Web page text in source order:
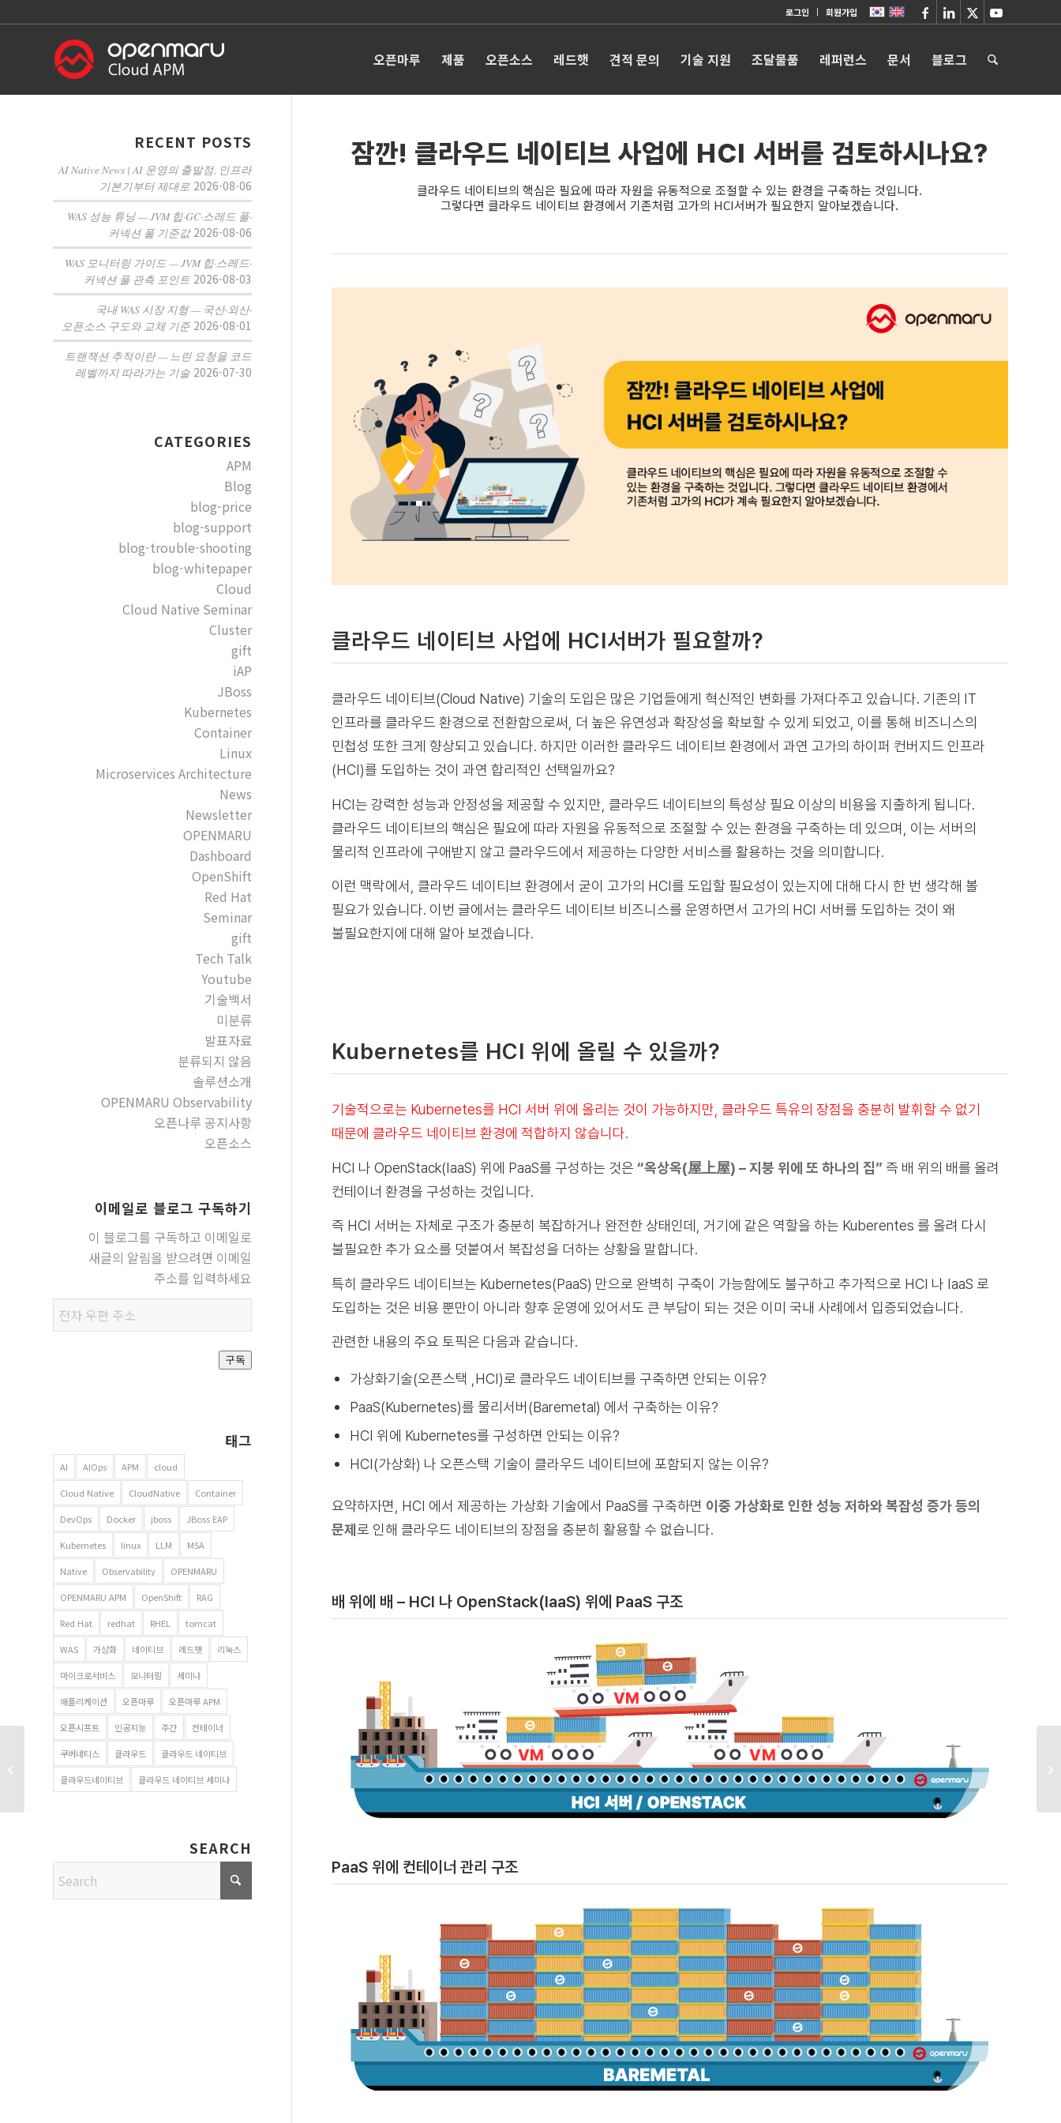
로그인 회원가입
오픈마루 제품 오픈소스 레드햇 견적 문의 기술 지원 조달물품 레퍼런스 문서 블로그
잠깐! 클라우드 네이티브 사업에 HCI 서버를 검토하시나요?
클라우드 네이티브의 핵심은 필요에 따라 자원을 유동적으로 조절할 수 있는 환경을 구축하는 것입니다.
그렇다면 클라우드 네이티브 환경에서 기존처럼 고가의 HCI서버가 필요한지 알아보겠습니다.
클라우드 네이티브 사업에 HCI서버가 필요할까?
클라우드 네이티브(Cloud Native) 기술의 도입은 많은 기업들에게 혁신적인 변화를 가져다주고 있습니다. 기존의 IT
인프라를 클라우드 환경으로 전환함으로써, 더 높은 유연성과 확장성을 확보할 수 있게 되었고, 이를 통해 비즈니스의
민첩성 또한 크게 향상되고 있습니다. 하지만 이러한 클라우드 네이티브 환경에서 과연 고가의 하이퍼 컨버지드 인프라
(HCI)를 도입하는 것이 과연 합리적인 선택일까요?
HCI는 강력한 성능과 안정성을 제공할 수 있지만, 클라우드 네이티브의 특성상 필요 이상의 비용을 지출하게 됩니다.
클라우드 네이티브의 핵심은 필요에 따라 자원을 유동적으로 조절할 수 있는 환경을 구축하는 데 있으며, 이는 서버의
물리적 인프라에 구애받지 않고 클라우드에서 제공하는 다양한 서비스를 활용하는 것을 의미합니다.
이런 맥락에서, 클라우드 네이티브 환경에서 굳이 고가의 HCI를 도입할 필요성이 있는지에 대해 다시 한 번 생각해 볼
필요가 있습니다. 이번 글에서는 클라우드 네이티브 비즈니스를 운영하면서 고가의 HCI 서버를 도입하는 것이 왜
불필요한지에 대해 알아 보겠습니다.
Kubernetes를 HCI 위에 올릴 수 있을까?
기술적으로는 Kubernetes를 HCI 서버 위에 올리는 것이 가능하지만, 클라우드 특유의 장점을 충분히 발휘할 수 없기
때문에 클라우드 네이티브 환경에 적합하지 않습니다.
HCI 나 OpenStack(IaaS) 위에 PaaS를 구성하는 것은 “옥상옥(屋上屋) – 지붕 위에 또 하나의 집” 즉 배 위의 배를 올려
컨테이너 환경을 구성하는 것입니다.
즉 HCI 서버는 자체로 구조가 충분히 복잡하거나 완전한 상태인데, 거기에 같은 역할을 하는 Kuberentes 를 올려 다시
불필요한 추가 요소를 덧붙여서 복잡성을 더하는 상황을 말합니다.
특히 클라우드 네이티브는 Kubernetes(PaaS) 만으로 완벽히 구축이 가능함에도 불구하고 추가적으로 HCI 나 IaaS 로
도입하는 것은 비용 뿐만이 아니라 향후 운영에 있어서도 큰 부담이 되는 것은 이미 국내 사례에서 입증되었습니다.
관련한 내용의 주요 토픽은 다음과 같습니다.
가상화기술(오픈스택 ,HCI)로 클라우드 네이티브를 구축하면 안되는 이유?
PaaS(Kubernetes)를 물리서버(Baremetal) 에서 구축하는 이유?
HCI 위에 Kubernetes를 구성하면 안되는 이유?
HCI(가상화) 나 오픈스택 기술이 클라우드 네이티브에 포함되지 않는 이유?
요약하자면, HCI 에서 제공하는 가상화 기술에서 PaaS를 구축하면 이중 가상화로 인한 성능 저하와 복잡성 증가 등의
문제 로 인해 클라우드 네이티브의 장점을 충분히 활용할 수 없습니다.
배 위에 배 – HCI 나 OpenStack(IaaS) 위에 PaaS 구조
PaaS 위에 컨테이너 관리 구조
RECENT POSTS
AI Native News | AI 운영의 출발점, 인프라
기본기부터 제대로 2026-08-06
WAS 성능 튜닝 — JVM 힙·GC·스레드 풀·
커넥션 풀 기준값 2026-08-06
WAS 모니터링 가이드 — JVM 힙·스레드·
커넥션 풀 관측 포인트 2026-08-03
국내 WAS 시장 지형 — 국산·외산·
오픈소스 구도와 교체 기준 2026-08-01
트랜잭션 추적이란 — 느린 요청을 코드
레벨까지 따라가는 기술 2026-07-30
CATEGORIES
APM
Blog
blog-price
blog-support
blog-trouble-shooting
blog-whitepaper
Cloud
Cloud Native Seminar
Cluster
gift
iAP
JBoss
Kubernetes
Container
Linux
Microservices Architecture
News
Newsletter
OPENMARU
Dashboard
OpenShift
Red Hat
Seminar
gift
Tech Talk
Youtube
기술백서
미분류
발표자료
분류되지 않음
솔루션소개
OPENMARU Observability
오픈나루 공지사항
오픈소스
이메일로 블로그 구독하기
이 블로그를 구독하고 이메일로
새글의 알림을 받으려면 이메일
주소를 입력하세요
우편
주소
구독
태그
AI AIOps APM cloud
Cloud Native CloudNative Container
DevOps Docker jboss JBoss EAP
Kubernetes linux LLM MSA
Native Observability OPENMARU
OPENMARU APM OpenShift RAG
Red Hat redhat RHEL tomcat
WAS 가상화 네이티브 레드햇 리눅스
마이크로서비스 모니터링 세미나
애플리케이션 오픈마루 오픈마루 APM
오픈시프트 인공지능 주간 컨테이너
쿠버네티스 클라우드 클라우드 네이티브
클라우드네이티브 클라우드 네이티브 세미나
SEARCH
오픈마루 뉴스레터 19호 |
브로드컴의 VMware
인수, 그에 따른...